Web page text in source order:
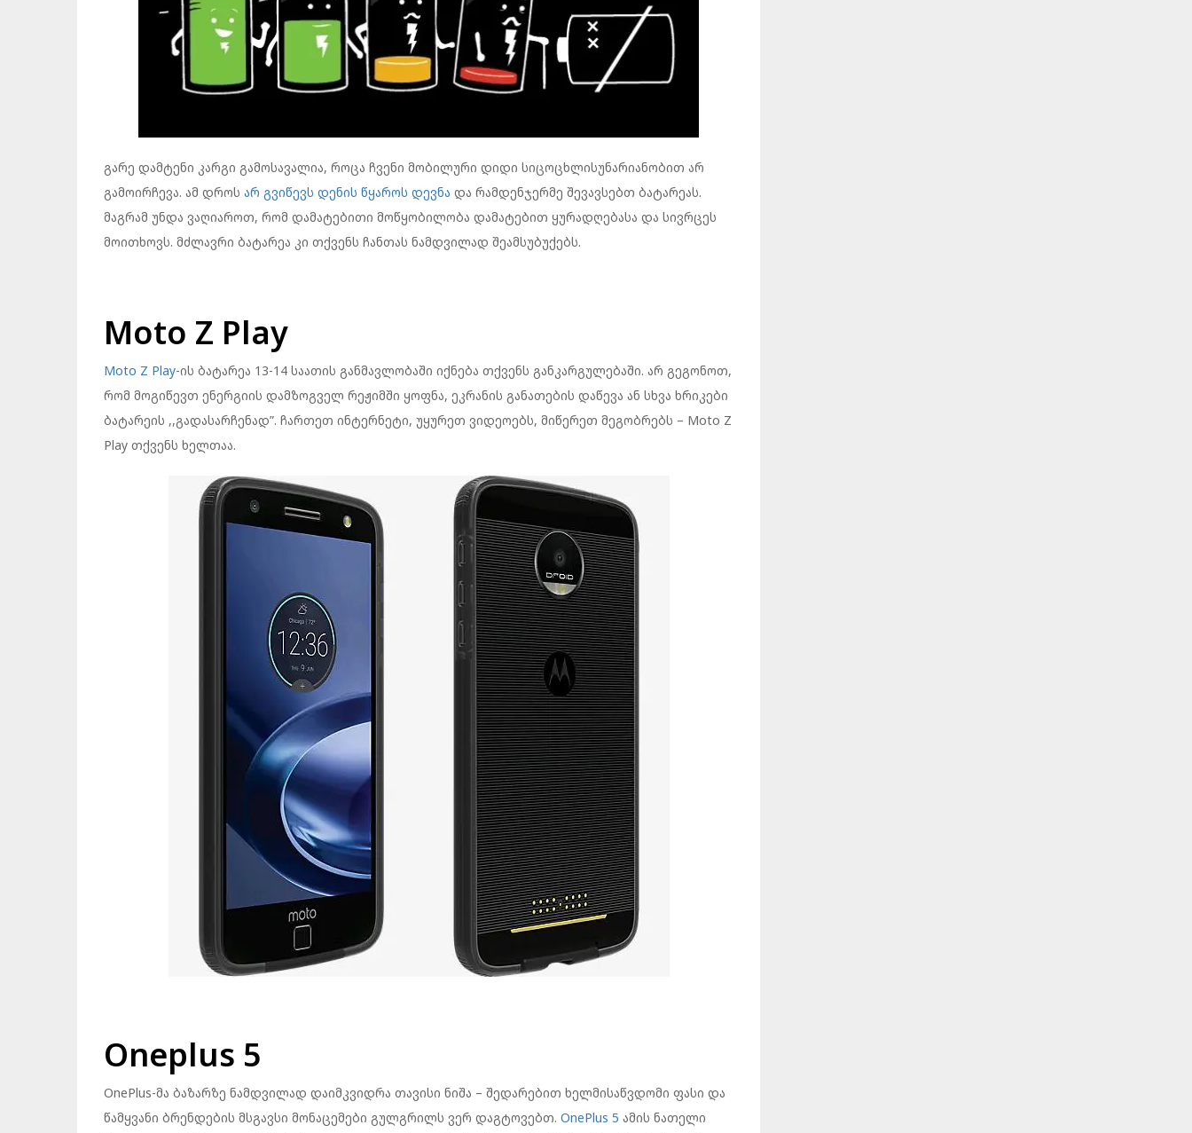
გარე დამტენი კარგი გამოსავალია, როცა ჩვენი მობილური დიდი სიცოცხლისუნარიანობით არ
გამოირჩევა. ამ დროს არ გვიწევს დენის წყაროს დევნა და რამდენჯერმე შევავსებთ ბატარეას.
მაგრამ უნდა ვაღიაროთ, რომ დამატებითი მოწყობილობა დამატებით ყურადღებასა და სივრცეს
მოითხოვს. მძლავრი ბატარეა კი თქვენს ჩანთას ნამდვილად შეამსუბუქებს.
Moto Z Play
Moto Z Play-ის ბატარეა 13-14 საათის განმავლობაში იქნება თქვენს განკარგულებაში. არ გეგონოთ,
რომ მოგიწევთ ენერგიის დამზოგველ რეჟიმში ყოფნა, ეკრანის განათების დაწევა ან სხვა ხრიკები
ბატარეის ,,გადასარჩენად”. ჩართეთ ინტერნეტი, უყურეთ ვიდეოებს, მიწერეთ მეგობრებს – Moto Z
Play თქვენს ხელთაა.
Oneplus 5
OnePlus-მა ბაზარზე ნამდვილად დაიმკვიდრა თავისი ნიშა – შედარებით ხელმისაწვდომი ფასი და
წამყვანი ბრენდების მსგავსი მონაცემები გულგრილს ვერ დაგტოვებთ. OnePlus 5 ამის ნათელი